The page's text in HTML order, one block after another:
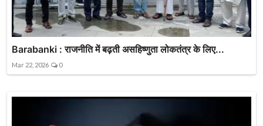
Barabanki : राजनीति में बढ़ती असहिष्णुता लोकतंत्र के लिए...
Mar 22, 2026 0